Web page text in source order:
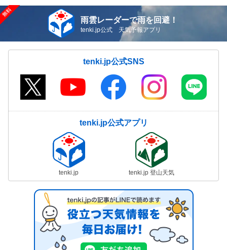
雨雲レーダーで雨を回避！
tenki.jp公式 天気予報アプリ
tenki.jp公式SNS
tenki.jp公式アプリ
tenki.jp tenki.jp 登山天気